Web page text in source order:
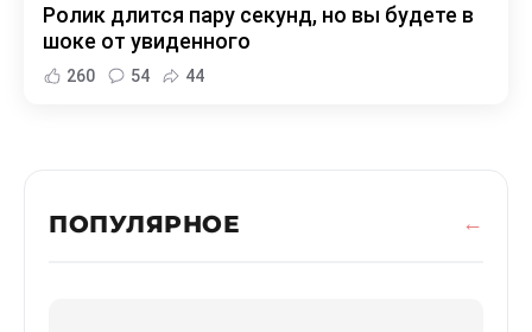
Ролик длится пару секунд, но вы будете в
шоке от увиденного
260 54 44
ПОПУЛЯРНОЕ